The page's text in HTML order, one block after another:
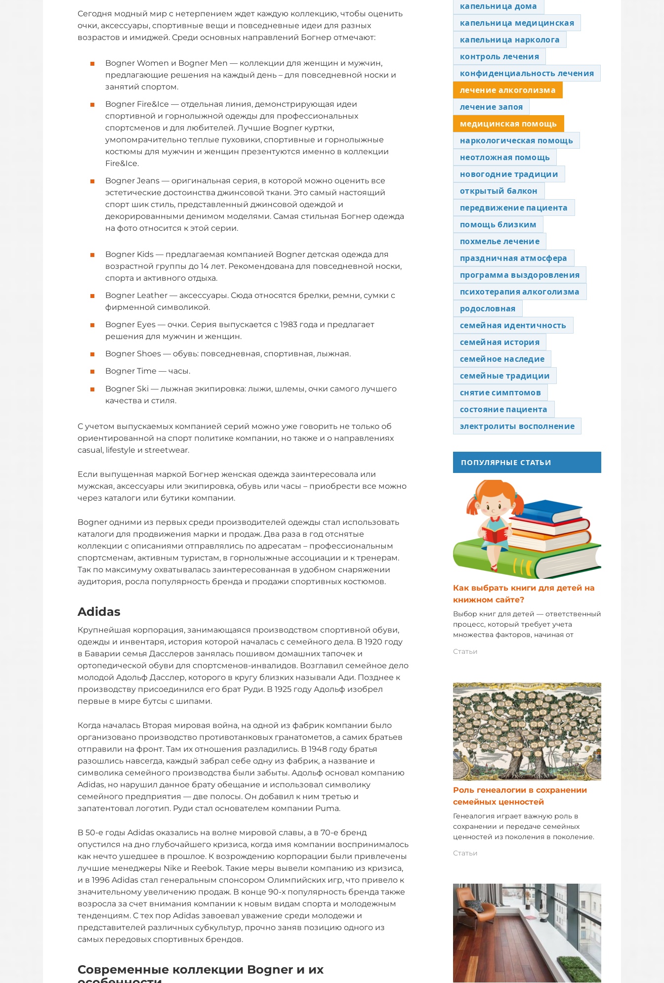
Сегодня модный мир с нетерпением ждет каждую коллекцию, чтобы оценить
очки, аксессуары, спортивные вещи и повседневные идеи для разных
возрастов и имиджей. Среди основных направлений Богнер отмечают:
Bogner Women и Bogner Men — коллекции для женщин и мужчин,
предлагающие решения на каждый день – для повседневной носки и
занятий спортом.
Bogner Fire&Ice — отдельная линия, демонстрирующая идеи
спортивной и горнолыжной одежды для профессиональных
спортсменов и для любителей. Лучшие Bogner куртки,
умопомрачительно теплые пуховики, спортивные и горнолыжные
костюмы для мужчин и женщин презентуются именно в коллекции
Fire&Ice.
Bogner Jeans — оригинальная серия, в которой можно оценить все
эстетические достоинства джинсовой ткани. Это самый настоящий
спорт шик стиль, представленный джинсовой одеждой и
декорированными денимом моделями. Самая стильная Богнер одежда
на фото относится к этой серии.
Bogner Kids — предлагаемая компанией Bogner детская одежда для
возрастной группы до 14 лет. Рекомендована для повседневной носки,
спорта и активного отдыха.
Bogner Leather — аксессуары. Сюда относятся брелки, ремни, сумки с
фирменной символикой.
Bogner Eyes — очки. Серия выпускается с 1983 года и предлагает
решения для мужчин и женщин.
Bogner Shoes — обувь: повседневная, спортивная, лыжная.
Bogner Time — часы.
Bogner Ski — лыжная экипировка: лыжи, шлемы, очки самого лучшего
качества и стиля.
С учетом выпускаемых компанией серий можно уже говорить не только об
ориентированной на спорт политике компании, но также и о направлениях
casual, lifestyle и streetwear.
Если выпущенная маркой Богнер женская одежда заинтересовала или
мужская, аксессуары или экипировка, обувь или часы – приобрести все можно
через каталоги или бутики компании.
Bogner одними из первых среди производителей одежды стал использовать
каталоги для продвижения марки и продаж. Два раза в год отснятые
коллекции с описаниями отправлялись по адресатам – профессиональным
спортсменам, активным туристам, в горнолыжные ассоциации и к тренерам.
Так по максимуму охватывалась заинтересованная в удобном снаряжении
аудитория, росла популярность бренда и продажи спортивных костюмов.
Adidas
Крупнейшая корпорация, занимающаяся производством спортивной обуви,
одежды и инвентаря, история которой началась с семейного дела. В 1920 году
в Баварии семья Дасслеров занялась пошивом домашних тапочек и
ортопедической обуви для спортсменов-инвалидов. Возглавил семейное дело
молодой Адольф Дасслер, которого в кругу близких называли Ади. Позднее к
производству присоединился его брат Руди. В 1925 году Адольф изобрел
первые в мире бутсы с шипами.
Когда началась Вторая мировая война, на одной из фабрик компании было
организовано производство противотанковых гранатометов, а самих братьев
отправили на фронт. Там их отношения разладились. В 1948 году братья
разошлись навсегда, каждый забрал себе одну из фабрик, а название и
символика семейного производства были забыты. Адольф основал компанию
Adidas, но нарушил данное брату обещание и использовал символику
семейного предприятия — две полосы. Он добавил к ним третью и
запатентовал логотип. Руди стал основателем компании Puma.
В 50-е годы Adidas оказались на волне мировой славы, а в 70-е бренд
опустился на дно глубочайшего кризиса, когда имя компании воспринималось
как нечто ушедшее в прошлое. К возрождению корпорации были привлечены
лучшие менеджеры Nike и Reebok. Такие меры вывели компанию из кризиса,
и в 1996 Adidas стал генеральным спонсором Олимпийских игр, что привело к
значительному увеличению продаж. В конце 90-х популярность бренда также
возросла за счет внимания компании к новым видам спорта и молодежным
тенденциям. С тех пор Adidas завоевал уважение среди молодежи и
представителей различных субкультур, прочно заняв позицию одного из
самых передовых спортивных брендов.
Современные коллекции Bogner и их
капельница дома
капельница медицинская
капельница нарколога
контроль лечения
конфиденциальность лечения
лечение алкоголизма
лечение запоя
медицинская помощь
наркологическая помощь
неотложная помощь
новогодние традиции
открытый балкон
передвижение пациента
помощь близким
похмелье лечение
праздничная атмосфера
программа выздоровления
психотерапия алкоголизма
родословная
семейная идентичность
семейная история
семейное наследие
семейные традиции
снятие симптомов
состояние пациента
электролиты восполнение
ПОПУЛЯРНЫЕ СТАТЬИ
Как выбрать книги для детей на
книжном сайте?
Выбор книг для детей — ответственный
процесс, который требует учета
множества факторов, начиная от
Статьи
Роль генеалогии в сохранении
семейных ценностей
Генеалогия играет важную роль в
сохранении и передаче семейных
ценностей из поколения в поколение.
Статьи